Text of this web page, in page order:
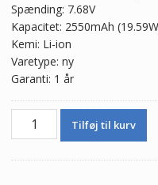
Spænding: 7.68V
Kapacitet: 2550mAh
Kemi: Li-ion
Varetype: ny
Garanti: 1 år
Batteri
BA23
Tilføj til kurv